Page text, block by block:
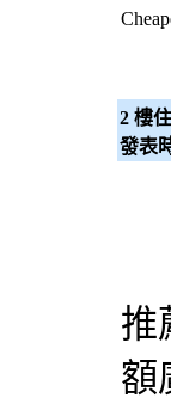
2 樓
發表
推
額